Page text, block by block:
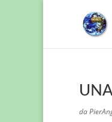
da